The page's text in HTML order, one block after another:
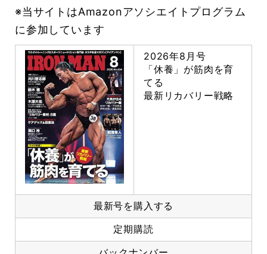
※当サイトはAmazonアソシエイトプログラム
に参加しています
2026年8月号
「休養」が筋肉を育
てる
最新リカバリー戦略
最新号を購入する
定期購読